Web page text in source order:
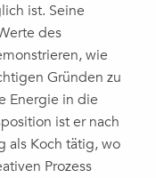
ist. Seine
des
wie
Gründen zu
Energie in die
ist er nach
als Koch tätig, wo
Prozess